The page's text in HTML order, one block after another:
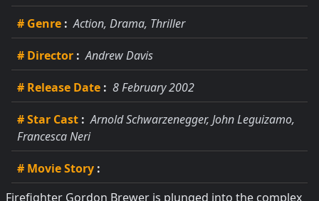
# Genre : Action, Drama, Thriller
# Director : Andrew Davis
# Release Date : 8 February 2002
# Star Cast : Arnold Schwarzenegger, John Leguizamo,
Francesca Neri
# Movie Story :
Firefighter Gordon Brewer is plunged into the complex